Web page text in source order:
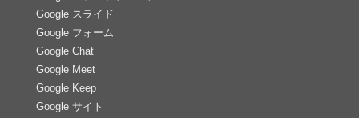
Google スライド
Google フォーム
Google Chat
Google Meet
Google Keep
Google サイト